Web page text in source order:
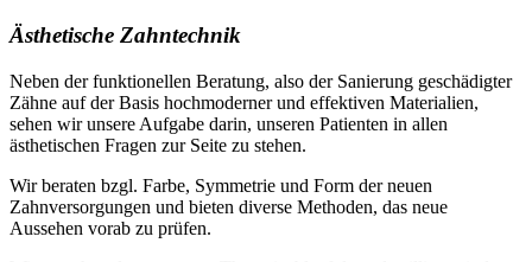
Ästhetische Zahntechnik
Neben der funktionellen Beratung, also der Sanierung geschädigter
Zähne auf der Basis hochmoderner und effektiven Materialien,
sehen wir unsere Aufgabe darin, unseren Patienten in allen
ästhetischen Fragen zur Seite zu stehen.
Wir beraten bzgl. Farbe, Symmetrie und Form der neuen
Zahnversorgungen und bieten diverse Methoden, das neue
Aussehen vorab zu prüfen.